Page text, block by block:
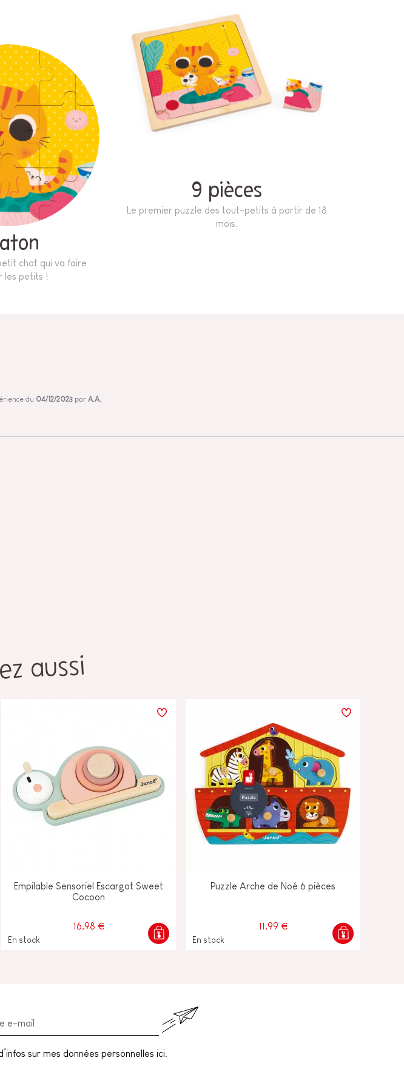
chat qui va faire
les petits !
9 pièces
Le premier puzzle des tout-petits à partir de 18
mois.
du 04/12/2023 parA.A.
aussi
Empilable Sensoriel Escargot Sweet
Cocoon
16,98 €
En stock
Puzzle Arche de Noé 6 pièces
11,99 €
En stock
sur mes données personnelles ici.